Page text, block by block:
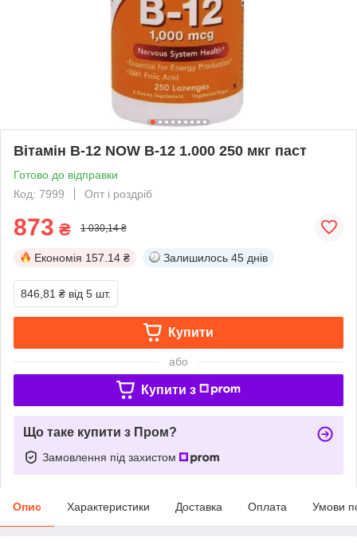
Вітамін В-12 NOW B-12 1.000 250 мкг паст
Готово до відправки
Код: 7999
Опт і роздріб
873 ₴ 1 030,14 ₴
Економія 157.14 ₴ Залишилось 45 днів
846,81 ₴ від 5 шт.
Купити
або
Купити з
Що таке купити з Пром?
Замовлення під захистом
Опис Характеристики Доставка Оплата Умови